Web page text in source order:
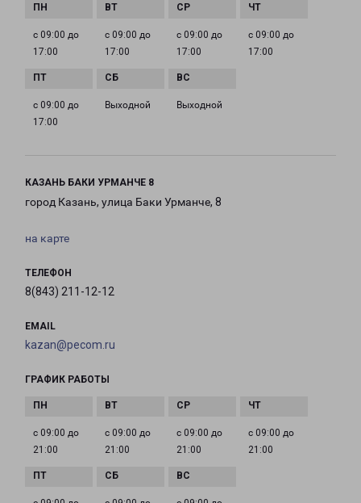
с 09:00 до
17:00
с 09:00 до
17:00
с 09:00 до
17:00
с 09:00 до
17:00
с 09:00 до
17:00
Выходной Выходной
КАЗАНЬ БАКИ УРМАНЧЕ 8
город Казань, улица Баки Урманче, 8
на карте
ТЕЛЕФОН
8(843) 211-12-12
EMAIL
kazan@pecom.ru
ГРАФИК РАБОТЫ
с 09:00 до
21:00
с 09:00 до
21:00
с 09:00 до
21:00
с 09:00 до
21:00